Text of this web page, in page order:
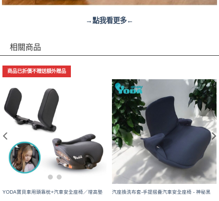
→點我看更多←
相關商品
商品已折價不贈送額外贈品
YODA寶貝車用頭靠枕+汽車安全座椅／增高墊 汽座換洗布套-手提摺疊汽車安全座椅 - 神秘黑